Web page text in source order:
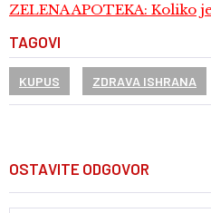
ZELENA APOTEKA: Koliko
TAGOVI
KUPUS ZDRAVA ISHRANA
OSTAVITE ODGOVOR